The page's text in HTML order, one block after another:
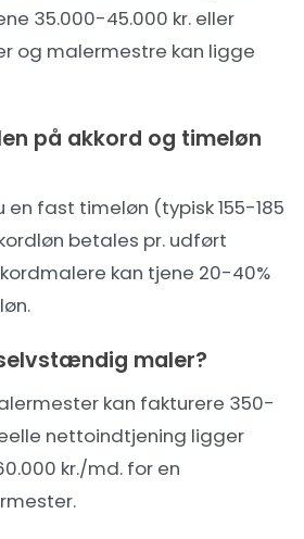
35.000-45.000 kr. eller
og malermestre kan ligge
på akkord og timeløn
fast timeløn (typisk 155-185
betales pr. udført
kan tjene 20-40%
maler?
kan fakturere 350-
nettoindtjening ligger
kr./md. for en